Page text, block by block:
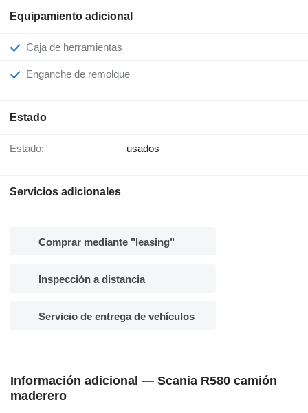
Equipamiento adicional
Caja de herramientas
Enganche de remolque
Estado
Estado: usados
Servicios adicionales
Comprar mediante "leasing"
Inspección a distancia
Servicio de entrega de vehículos
Información adicional — Scania R580 camión
maderero